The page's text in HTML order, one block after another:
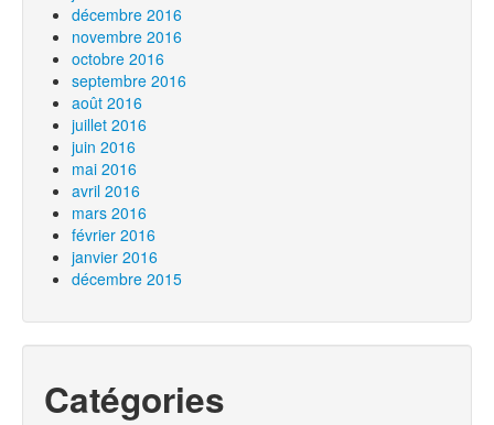
décembre 2016
novembre 2016
octobre 2016
septembre 2016
août 2016
juillet 2016
juin 2016
mai 2016
avril 2016
mars 2016
février 2016
janvier 2016
décembre 2015
Catégories